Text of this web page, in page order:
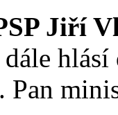
Jiří